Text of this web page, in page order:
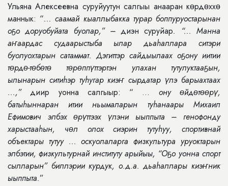
Ульяна Алексеевна суруйуутун салгыы анааран кɵрдɵххɵ
маннык: “... саамай кыаллыбакка турар боппуруостарынан
оҕо доруобуйата буолар,” –диэн суруйар. “... Манна
аҥаардас судаарыстыба ылар дьаhаллара ситэри
буолуохтарын сатаммат. Дэгиттэр сайдыылаах оҕону иитии
тɵрдɵ-тɵбɵтɵ тɵрɵппүттэртэн улахан тутулуктааҕын,
ылынарын ситиhэр туhугар киэҥ сырдатар үлэ барыахтаах
...,”диир уонна салгыыр: “ ... ону ɵйдɵтɵɵрү,
батыhыннаран итии ньымаларын туhанаары Михаил
Ефимович элбэх ɵрүттээх үлэни ыыппыта – генофонду
харыстааhын, чɵл олох сиэрин тутуhуу, спортивнай
объектары тутуу ... оскуолаларга физкультура уруоктарын
элбэтии, физкультурнай институту арыйыы, “Оҕо уонна спорт
сылларын” биллэрии курдук, о.д.а. дьаhаллары киэҥник
ыыппыта.”